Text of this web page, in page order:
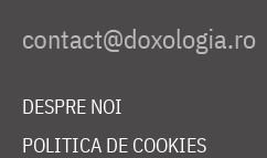
DESPRE NOI
POLITICA DE COOKIES